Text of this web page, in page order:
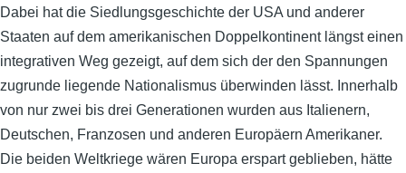
Dabei hat die Siedlungsgeschichte der USA und anderer
Staaten auf dem amerikanischen Doppelkontinent längst einen
integrativen Weg gezeigt, auf dem sich der den Spannungen
zugrunde liegende Nationalismus überwinden lässt. Innerhalb
von nur zwei bis drei Generationen wurden aus Italienern,
Deutschen, Franzosen und anderen Europäern Amerikaner.
Die beiden Weltkriege wären Europa erspart geblieben, hätte